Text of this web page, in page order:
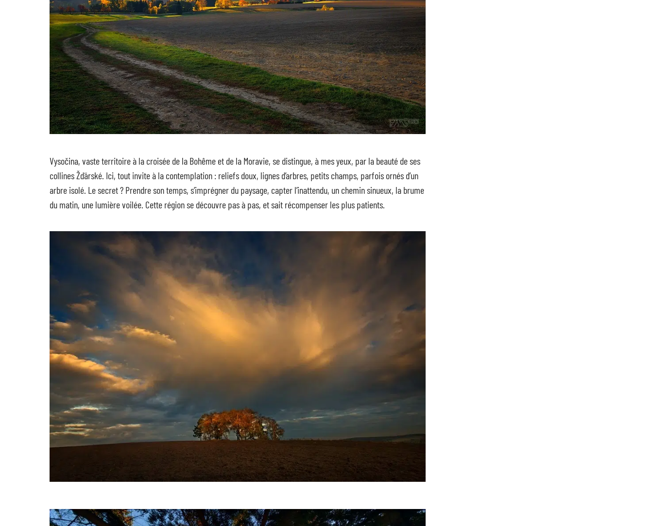
Vysočina, vaste territoire à la croisée de la Bohême et de la Moravie, se distingue, à mes yeux, par la beauté de ses
collines Žďárské. Ici, tout invite à la contemplation : reliefs doux, lignes d’arbres, petits champs, parfois ornés d’un
arbre isolé. Le secret ? Prendre son temps, s’imprégner du paysage, capter l’inattendu, un chemin sinueux, la brume
du matin, une lumière voilée. Cette région se découvre pas à pas, et sait récompenser les plus patients.